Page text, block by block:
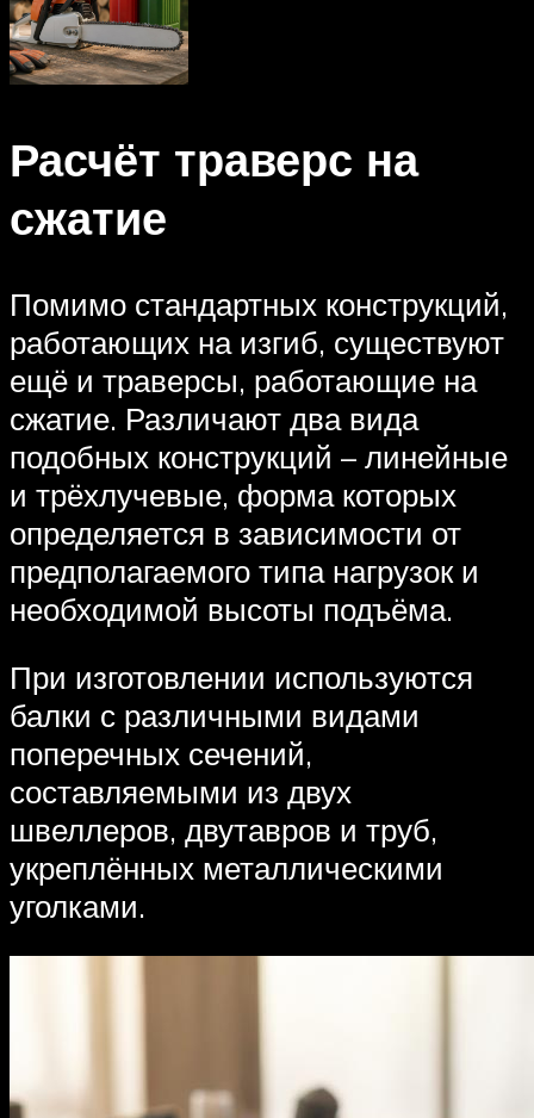
Расчёт траверс на
сжатие
Помимо стандартных конструкций,
работающих на изгиб, существуют
ещё и траверсы, работающие на
сжатие. Различают два вида
подобных конструкций – линейные
и трёхлучевые, форма которых
определяется в зависимости от
предполагаемого типа нагрузок и
необходимой высоты подъёма.
При изготовлении используются
балки с различными видами
поперечных сечений,
составляемыми из двух
швеллеров, двутавров и труб,
укреплённых металлическими
уголками.